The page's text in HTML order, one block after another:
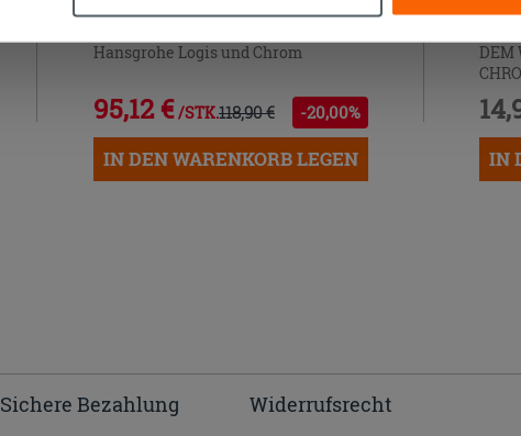
Hansgrohe Logis und Chrom
95,12 € /STK.118,90 € -20,00%
IN DEN WARENKORB LEGEN
DEM
IN
Sichere Bezahlung Widerrufsrecht